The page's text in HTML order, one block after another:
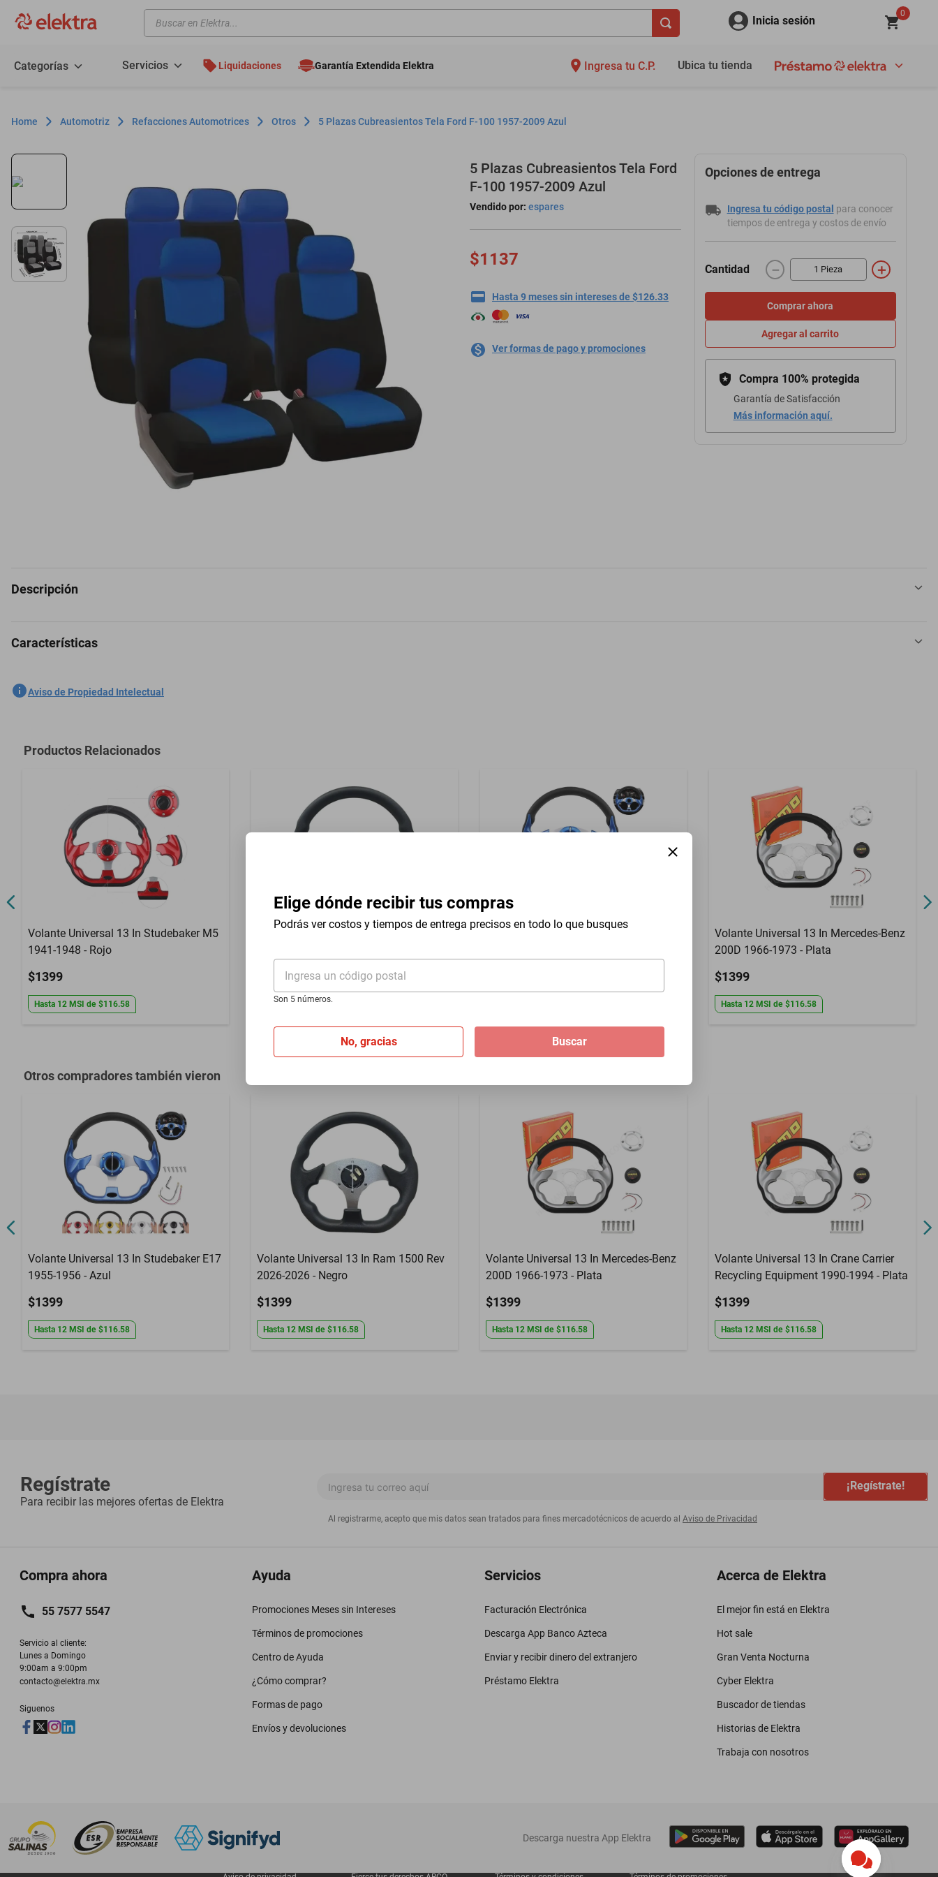
Buscar en Elektra... Inicia sesión
0
Categorías Servicios Liquidaciones Garantía Extendida Elektra Ingresa tu C.P.
Elige dónde recibir tus compras
Podrás ver costos y tiempos de entrega precisos en todo lo que busques
Ingresa un código postal
Son 5 números.
No, gracias Buscar
Ubica tu tienda
Automotriz Refacciones Automotrices Otros 5 Plazas Cubreasientos Tela Ford F-100 1957-2009 Azul
5 Plazas Cubreasientos Tela Ford
F-100 1957-2009 Azul
Vendido por: espares
$1137
Hasta 9 meses sin intereses de $126.33
Ver formas de pago y promociones
Opciones de entrega
Ingresa tu código postal para conocer
tiempos de entrega y costos de envío
Cantidad ＋
－
Comprar ahora
Agregar al carrito
Compra 100% protegida
Garantía de Satisfacción
Más información aquí.
Descripción
5 Plazas Cubreasientos Tela Ford F-100 1957-2009 Azul
Características
SKU
Modelo
Aviso de Propiedad Intelectual
Productos Relacionados
Volante Universal 13 In Studebaker M5
1941-1948 - Rojo
$1399
Hasta 12 MSI de $116.58
Volante Universal 13 In Ram 1500 Rev
$1399
Hasta12 MSIde $116.58
Volante Universal 13 In Ram Promaster
Volante Universal 13 In Mercedes-Benz
200D 1966-1973 - Plata
$1399
Hasta 12 MSI de $116.58
Otros compradores también vieron
Volante Universal 13 In Studebaker E17
1955-1956 - Azul
$1399
Hasta 12 MSI de $116.58
Volante Universal 13 In Ram 1500 Rev
2026-2026 - Negro
$1399
Hasta 12 MSI de $116.58
Volante Universal 13 In Mercedes-Benz
200D 1966-1973 - Plata
$1399
Hasta 12 MSI de $116.58
Volante Universal 13 In Crane Carrier
Recycling Equipment 1990-1994 - Plata
$1399
Hasta 12 MSI de $116.58
Regístrate
Para recibir las mejores ofertas de Elektra
¡Regístrate!
Al registrarme, acepto que mis datos sean tratados para fines mercadotécnicos de acuerdo al Aviso de Privacidad
Compra ahora
55 7577 5547
Servicio al cliente:
Lunes a Domingo
9:00am a 9:00pm
contacto@elektra.mx
Siguenos
Ayuda
Promociones Meses sin Intereses
Términos de promociones
Centro de Ayuda
¿Cómo comprar?
Formas de pago
Envíos y devoluciones
Servicios
Facturación Electrónica
Descarga App Banco Azteca
Enviar y recibir dinero del extranjero
Préstamo Elektra
Acerca de Elektra
El mejor fin está en Elektra
Hot sale
Gran Venta Nocturna
Cyber Elektra
Buscador de tiendas
Historias de Elektra
Trabaja con nosotros
‎ Descarga nuestra App Elektra
motos
lavadoras
colchones
salas